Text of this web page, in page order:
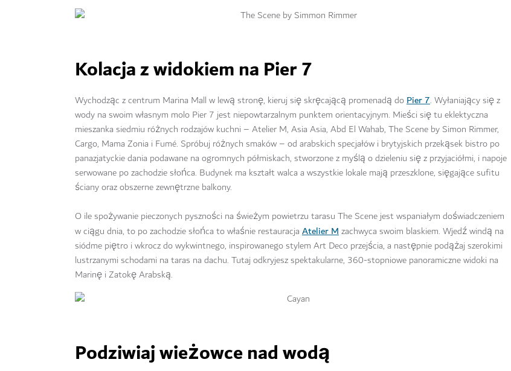
Kolacja z widokiem na Pier 7
Wychodząc z centrum Marina Mall w lewą stronę, kieruj się skręcającą promenadą doPier 7. Wyłaniający się z
wody na swoim własnym molo Pier 7 jest niepowtarzalnym punktem orientacyjnym. Mieści się tu eklektyczna
mieszanka siedmiu różnych rodzajów kuchni – Atelier M, Asia Asia, Abd El Wahab, The Scene by Simon Rimmer,
Cargo, Mama Zonia i Fumé. Spróbuj różnych smaków – od arabskich specjałów i brytyjskich przekąsek bistro po
panazjatyckie dania podawane na ogromnych półmiskach, stworzone z myślą o dzieleniu się z przyjaciółmi, i napoje
serwowane po zachodzie słońca. Budynek ma kształt walca a wszystkie lokale mają przeszklone, sięgające sufitu
ściany oraz obszerne zewnętrzne balkony.
O ile spożywanie pieczonych pyszności na świeżym powietrzu tarasu The Scene jest wspaniałym doświadczeniem
w ciągu dnia, to po zachodzie słońca to właśnie restauracja Atelier Mzachwyca swoim blaskiem. Wjedź windą na
siódme piętro i wkrocz do wykwintnego, inspirowanego stylem Art Deco przejścia, a następnie podążaj szerokimi
lustrzanymi schodami na taras na dachu. Tutaj odkryjesz spektakularne, 360-stopniowe panoramiczne widoki na
Marinę i Zatokę Arabską.
Podziwiaj wieżowce nad wodą